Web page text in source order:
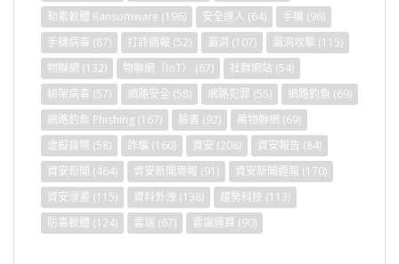
勒索軟體 Ransomware (196) 安全達人 (64) 手機 (96)
手機病毒 (87) 打詐週報 (52) 漏洞 (107) 漏洞攻擊 (115)
物聯網 (132) 物聯網（IoT） (67) 社群網站 (54)
綁架病毒 (57) 網路安全 (58) 網路犯罪 (55) 網路釣魚 (69)
網路釣魚 Phishing (167) 臉書 (92) 萬物聯網 (69)
虛擬貨幣 (58) 詐騙 (160) 資安 (208) 資安報告 (84)
資安新聞 (464) 資安新聞周報 (91) 資安新聞週報 (170)
資安漫畫 (115) 資料外洩 (138) 趨勢科技 (113)
防毒軟體 (124) 雲端 (67) 雲端運算 (90)